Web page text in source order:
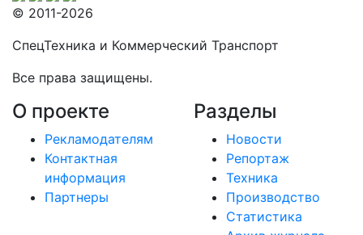
© 2011-2026
СпецТехника и Коммерческий Транспорт
Все права защищены.
О проекте
Рекламодателям
Контактная
информация
Партнеры
Разделы
Новости
Репортаж
Техника
Производство
Статистика